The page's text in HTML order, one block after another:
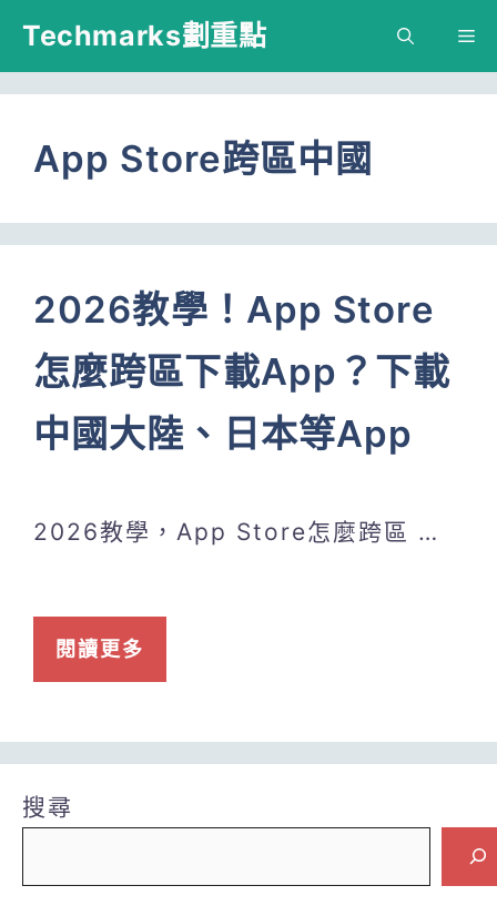
跳
主
容
Techmarks劃重點
App Store跨區中國
2026教學！App Store
怎麼跨區下載App？下載
中國大陸、日本等App
2026教學，App Store怎麼跨區 …
閱讀更多
搜尋